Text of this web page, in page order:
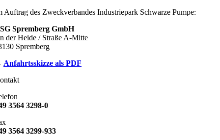
Auftrag des Zweckverbandes Industriepark Schwarze Pumpe:
Spremberg GmbH
der Heide / Straße A-Mitte
Spremberg
Anfahrtsskizze als PDF
3564 3298-0
3564 3299-933